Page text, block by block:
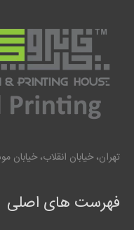
تهران، خیابان انقلاب، خیابان موسوی،
فهرست های اصلی